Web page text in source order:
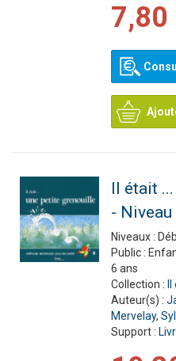
7,80
Il était
-
Niveaux :
Public :
6 ans
Collection :
Auteur(s) :
Mervelay,
Support :